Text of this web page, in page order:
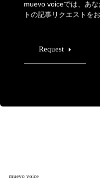
muevo voiceでは、あ
トの記事リクエストを
Request
muevo voice